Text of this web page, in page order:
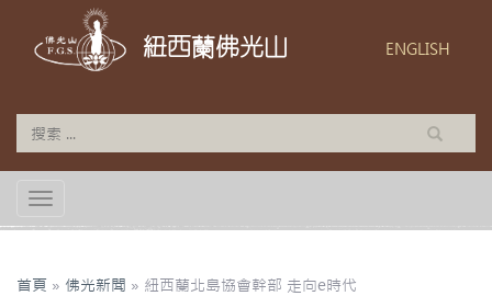
紐西蘭佛光山 ENGLISH
TOGGLE NAVIGATION
首頁 » 佛光新聞 » 紐西蘭北島協會幹部 走向e時代